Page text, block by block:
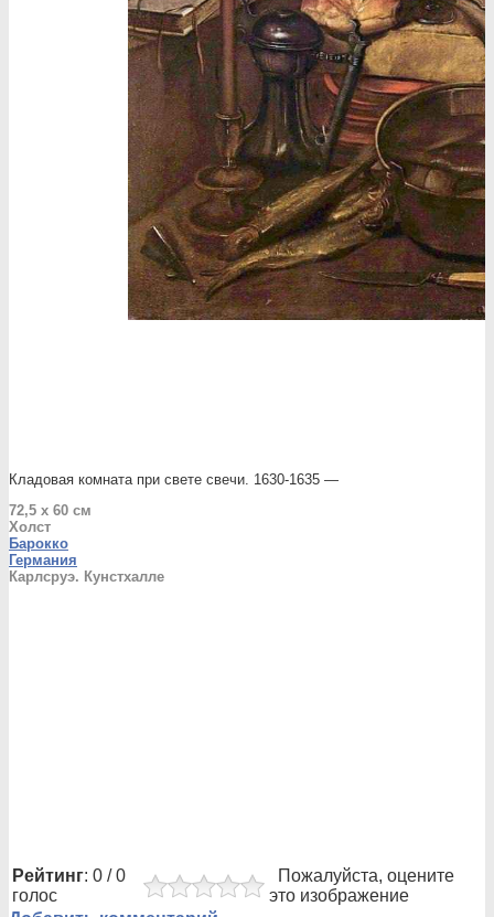
Кладовая комната при свете свечи. 1630-1635 —
72,5 x 60 см
Холст
Барокко
Германия
Карлсруэ. Кунстхалле
Рейтинг: 0 / 0
голос
Пожалуйста, оцените
это изображение